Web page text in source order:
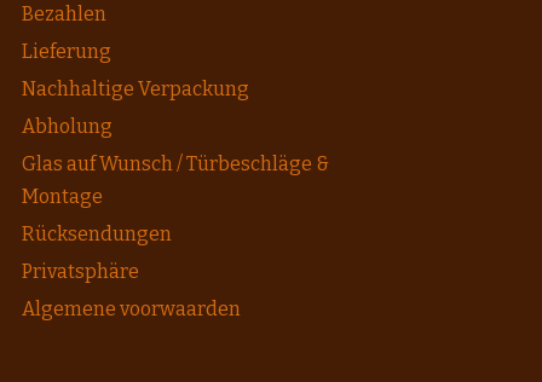
Bezahlen
Lieferung
Nachhaltige Verpackung
Abholung
Glas auf Wunsch / Türbeschläge &
Montage
Rücksendungen
Privatsphäre
Algemene voorwaarden